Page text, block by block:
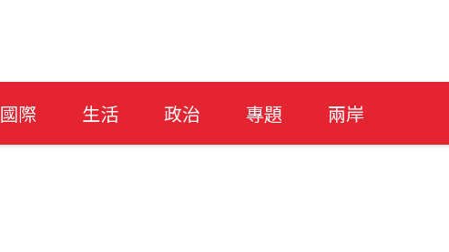
國際 生活 政治 專題 兩岸